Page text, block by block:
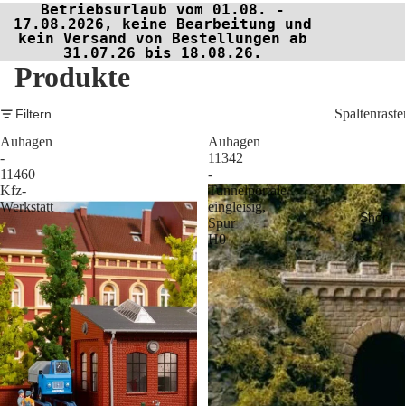
Shop
Betriebsurlaub vom 01.08. -
17.08.2026, keine Bearbeitung und
kein Versand von Bestellungen ab
31.07.26 bis 18.08.26.
Produkte
Filtern
Auhagen
-
11460
Kfz-
Werkstatt
Auhagen
11342
-
Tunnelportale
eingleisig,
Spur
H0